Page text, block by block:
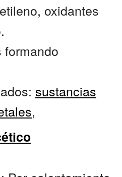
oxidantes
sustancias